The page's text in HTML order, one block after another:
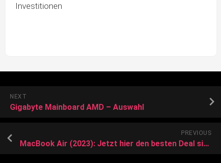
Investitionen
NEXT
Gigabyte Mainboard AMD – Auswahl
PREVIOUS
MacBook Air (2023): Jetzt hier den besten Deal sichern!